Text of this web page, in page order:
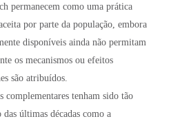
permanecem como uma prática
por parte da população, embora
disponíveis ainda não permitam
os mecanismos ou efeitos
são atribuídos.
complementares tenham sido tão
das últimas décadas como a